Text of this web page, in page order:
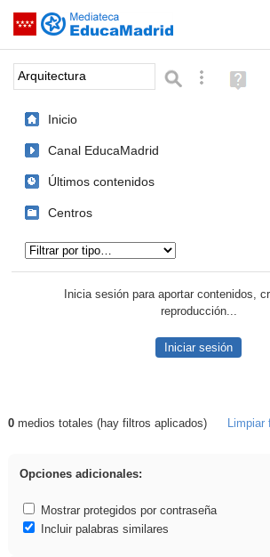
Saltar navegación
Palabra o frase: BúsquedaAyuda
(en
Inicio
Canal EducaMadrid
Últimos contenidos
Centros
Inicia sesión para aportar contenidos,
reproducción...
Iniciar sesión
Resultados de: Arquitectura
0medios totales (hay filtros aplicados) Limpiar
Opciones adicionales:
Mostrar protegidos por contraseña
Incluir palabras similares